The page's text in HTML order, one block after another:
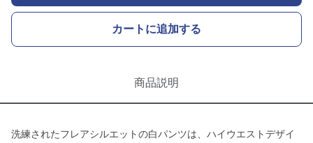
カートに追加する
商品説明
洗練されたフレアシルエットの白パンツは、ハイウエストデザイ